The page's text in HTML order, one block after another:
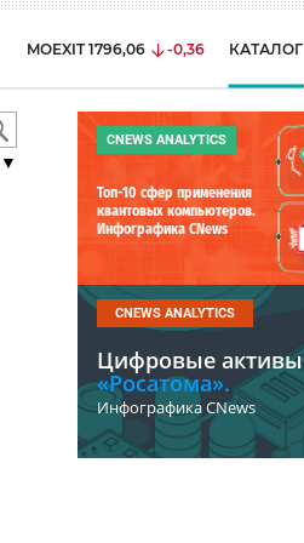
MOEXIT 1796,06 -0,36 КАТАЛОГ
CNEWS ANALYTICS
Топ-10 сфер применения
квантовых компьютеров.
Инфографика CNews
CNEWS ANALYTICS
Цифровые активы
«Росатома».
Инфографика CNews